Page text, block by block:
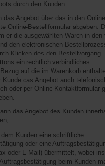
durch den Kunden.
das Angebot über das in den
Online-Bestellformular abgeben.
er die ausgewählten Waren in den
den elektronischen
Klicken des den Bestellvorgang
ein rechtlich verbindliches
auf die im Warenkorb
Kunde das Angebot auch
oder per Online-Kontaktformular
das Angebot des Kunden
dem Kunden eine schriftliche
oder eine
oder E-Mail) übermittelt, wobei
beim Kunden